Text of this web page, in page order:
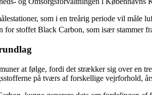
som i en treårig periode vil måle
for stoffet Black Carbon, som især stammer
at følge, fordi det strækker sig over en
på tværs af forskellige vejrforhold,